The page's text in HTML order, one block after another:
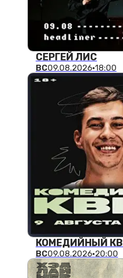
О
СТЕНДАП-КЛУБ
ХЭДЛАЙНЕР —
КОМЕДИЙНАЯ
КРАСНОЯРСКА.
Кто мы такие? Комедийные
каждый день старающиеся
жизнь в Красноярске веселее.
Начавшись в 2019-ом году, как
Сибирь, мы выросли до
заведения. Чтобы вы могли в
погрузиться в атмосферу комедии.
Каждую неделю, мы ждём всех с
четверга по воскресенье,
чтобы поделиться с вами лучшими
шутками и приятной атмосферой.